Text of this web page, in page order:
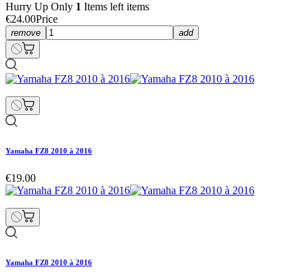
Hurry Up Only 1 Items left items
€24.00Price
remove add
Yamaha FZ8 2010 à 2016
€19.00
Yamaha FZ8 2010 à 2016